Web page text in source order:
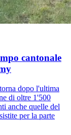
cantonale
dopo l'ultima
di oltre 1'500
anche quelle del
per la parte